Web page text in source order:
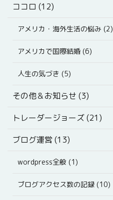
ココロ (12)
アメリカ・海外生活の悩み (2)
アメリカで国際結婚 (6)
人生の気づき (5)
その他＆お知らせ (3)
トレーダージョーズ (21)
ブログ運営 (13)
wordpress全般 (1)
ブログアクセス数の記録 (10)